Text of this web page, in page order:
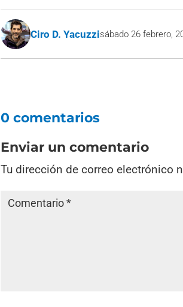
Ciro D. Yacuzzisábado 26 febrero,
0 comentarios
Enviar un comentario
Tu dirección de correo electrónico